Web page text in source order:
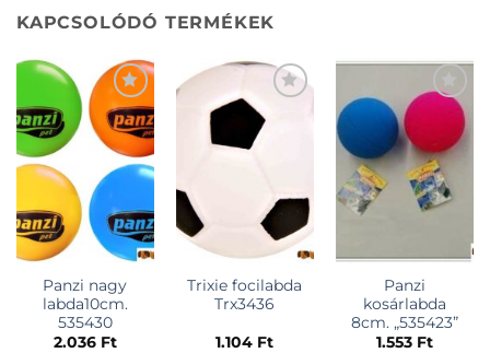
KAPCSOLÓDÓ TERMÉKEK
KEDVENCEKHEZ
Panzi nagy
labda10cm.
535430
2.036 Ft
KEDVENCEKHEZ
Trixie focilabda
Trx3436
1.104 Ft
KEDVENCEKHEZ
Panzi
kosárlabda
8cm. „535423”
1.553 Ft